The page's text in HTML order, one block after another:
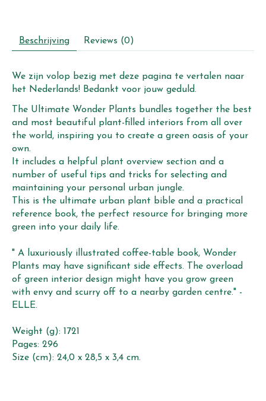
Beschrijving Reviews (0)
We zijn volop bezig met deze pagina te vertalen naar
het Nederlands! Bedankt voor jouw geduld.
The Ultimate Wonder Plants bundles together the best
and most beautiful plant-filled interiors from all over
the world, inspiring you to create a green oasis of your
own.
It includes a helpful plant overview section and a
number of useful tips and tricks for selecting and
maintaining your personal urban jungle.
This is the ultimate urban plant bible and a practical
reference book, the perfect resource for bringing more
green into your daily life.
" A luxuriously illustrated coffee-table book, Wonder
Plants may have significant side effects. The overload
of green interior design might have you grow green
with envy and scurry off to a nearby garden centre." -
ELLE.
Weight (g): 1721
Pages: 296
Size (cm): 24,0 x 28,5 x 3,4 cm.